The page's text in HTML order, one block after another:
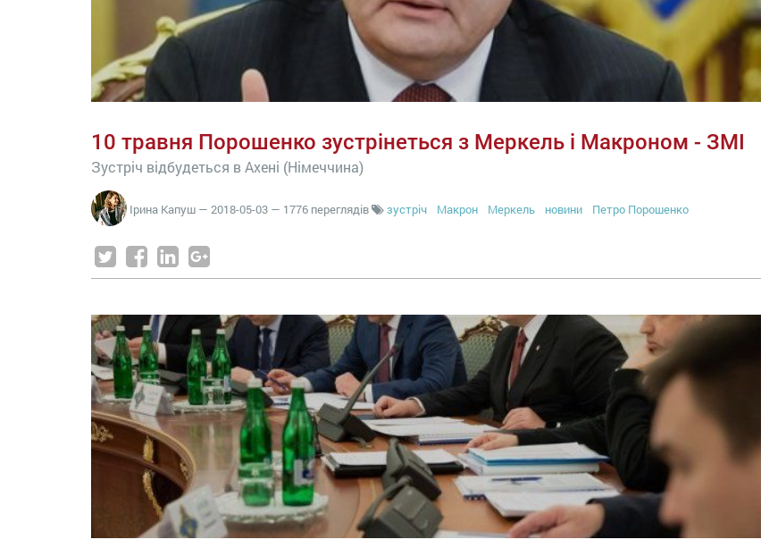
10 травня Порошенко зустрінеться з Меркель і Макроном - ЗМІ
Зустріч відбудеться в Ахені (Німеччина)
Ірина Капуш — 2018-05-03 — 1776 переглядів зустріч Макрон Меркель новини Петро Порошенко